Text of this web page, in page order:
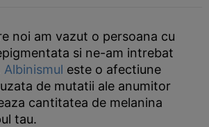
noi am vazut o persoana cu
si ne-am intrebat
Albinismul este o afectiune
de mutatii ale anumitor
cantitatea de melanina
tau.